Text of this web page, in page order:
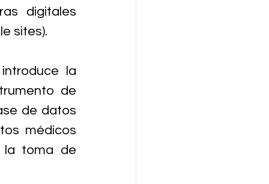
digitales
sites).
la
de
de datos
médicos
la toma de